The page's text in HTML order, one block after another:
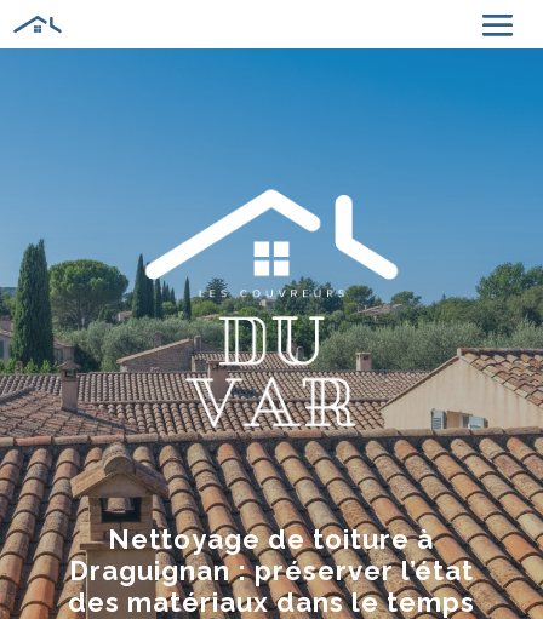
Nettoyage de toiture à
Draguignan : préserver l’état
des matériaux dans le temps